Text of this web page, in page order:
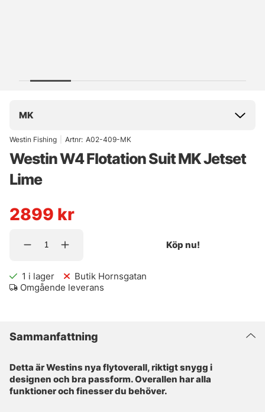
MK
Westin Fishing Artnr: A02-409-MK
Westin W4 Flotation Suit MK Jetset
Lime
2899 kr
Köp nu!
1 i lager
Butik Hornsgatan
Omgående leverans
Sammanfattning
Detta är Westins nya flytoverall, riktigt snygg i
designen och bra passform. Overallen har alla
funktioner och finesser du behöver.